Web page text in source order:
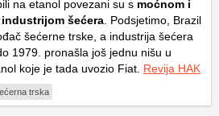
na etanol povezani su s moćnom i
šećera. Podsjetimo, Brazil
šećerne trske, a industrija šećera
1979. pronašla još jednu nišu u
koje je tada uvozio Fiat. Revija HAK
trska